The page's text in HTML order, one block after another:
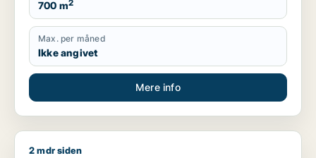
700 m2
Max. per måned
Ikke angivet
Mere info
Saif søger kontor, lager, værksted, butik, klinik, restaurant,
2 mdr siden